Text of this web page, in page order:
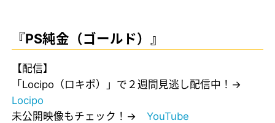
『PS純金（ゴールド）』
【配信】
「Locipo（ロキポ）」で２週間見逃し配信中！→
Locipo
未公開映像もチェック！→YouTube